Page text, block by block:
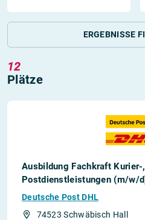
ERGEBNISSE
12
Plätze
Ausbildung Fachkraft Kurier-
Postdienstleistungen (m/w/
Deutsche Post DHL
74523 Schwäbisch Hall